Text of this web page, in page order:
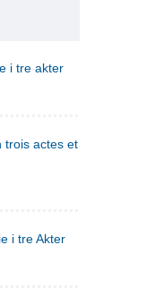
i tre akter
actes et en vers
i tre Akter